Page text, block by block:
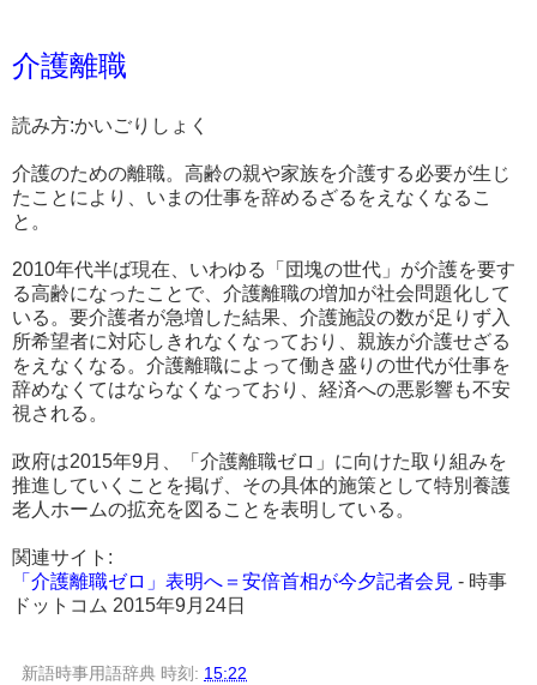
介護離職
読み方:かいごりしょく
介護のための離職。高齢の親や家族を介護する必要が生じ
たことにより、いまの仕事を辞めるざるをえなくなるこ
と。
2010年代半ば現在、いわゆる「団塊の世代」が介護を要す
る高齢になったことで、介護離職の増加が社会問題化して
いる。要介護者が急増した結果、介護施設の数が足りず入
所希望者に対応しきれなくなっており、親族が介護せざる
をえなくなる。介護離職によって働き盛りの世代が仕事を
辞めなくてはならなくなっており、経済への悪影響も不安
視される。
政府は2015年9月、「介護離職ゼロ」に向けた取り組みを
推進していくことを掲げ、その具体的施策として特別養護
老人ホームの拡充を図ることを表明している。
関連サイト:
「介護離職ゼロ」表明へ＝安倍首相が今夕記者会見 - 時事
ドットコム 2015年9月24日
新語時事用語辞典 時刻: 15:22